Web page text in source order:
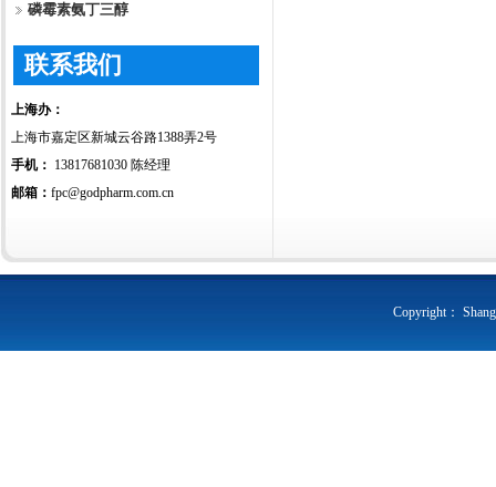
磷霉素氨丁三醇
联系我们
上海办：
上海市嘉定区新城云谷路1388弄2号
手机： 13817681030 陈经理
邮箱： fpc@godpharm.com.cn
Copyright：